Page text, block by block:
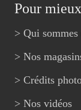
Pour
> Qui sommes
> Nos
> Crédits
> Nos vidéos